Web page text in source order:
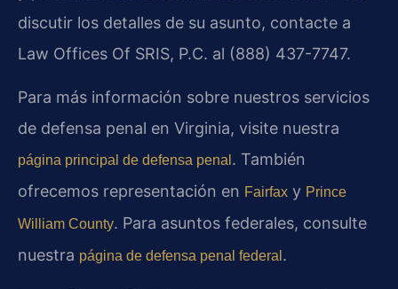
discutir los detalles de su asunto, contacte a
Law Offices Of SRIS, P.C. al (888) 437-7747.
Para más información sobre nuestros servicios
de defensa penal en Virginia, visite nuestra
página principal de defensa penal . También
ofrecemos representación en Fairfax y Prince
William County. Para asuntos federales, consulte
nuestra página de defensa penal federal .